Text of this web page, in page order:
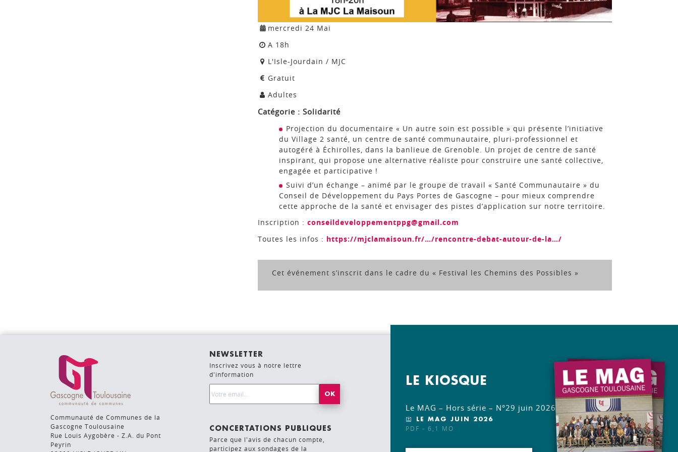
mercredi 24 Mai
Horaires : "
A 18h
Lieu : "
L'Isle-Jourdain / MJC
Prix : "
Gratuit
Public : "
Adultes
Catégorie : Solidarité
Projection du documentaire « Un autre soin est possible » qui présente l’initiative
du Village 2 santé, un centre de santé communautaire, pluri-professionnel et
autogéré à Échirolles, dans la banlieue de Grenoble. Un projet de centre de santé
inspirant, qui propose une alternative réaliste pour construire une santé collective,
engagée et participative !
Suivi d’un échange – animé par le groupe de travail « Santé Communautaire » du
Conseil de Développement du Pays Portes de Gascogne – pour mieux comprendre
cette approche de la santé et envisager des pistes d’application sur notre territoire.
Inscription : conseildeveloppementppg@gmail.com
Toutes les infos : https://mjclamaisoun.fr/…/rencontre-debat-autour-de-la…/
Cet événement s’inscrit dans le cadre du « Festival les Chemins des Possibles »
Communauté de Communes de la
Gascogne Toulousaine
Rue Louis Aygobère - Z.A. du Pont
Peyrin
NEWSLETTER
Inscrivez vous à notre lettre
d'information
CONCERTATIONS PUBLIQUES
Parce que l'avis de chacun compte,
participez aux sondages de la
LE KIOSQUE
Le MAG – Hors série – N°29 juin 2026
LE MAG JUIN 2026
PDF - 6,1 MO